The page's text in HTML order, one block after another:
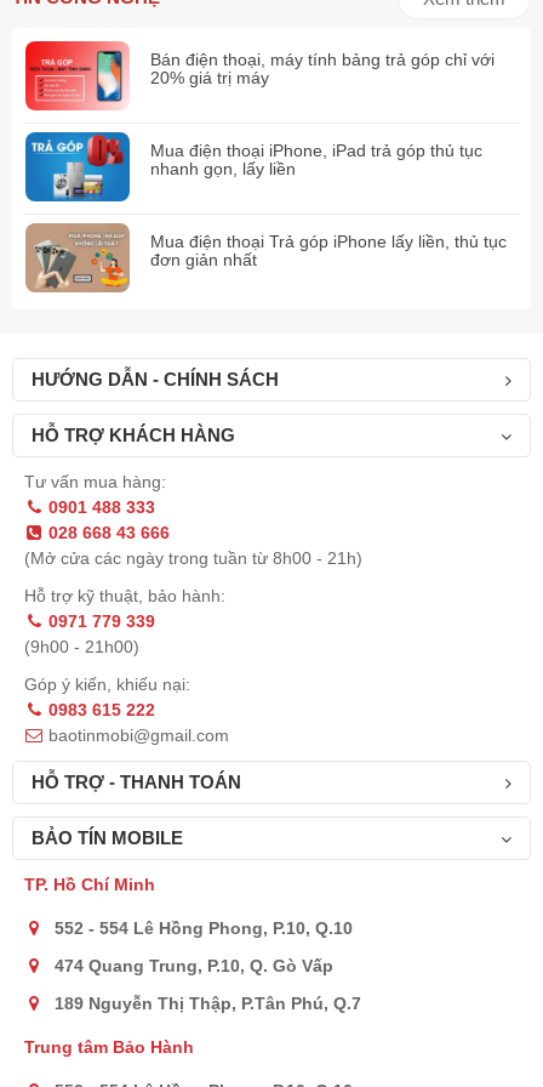
quay video Spatial, chụp ảnh 24MP và quay ProRes 4K@60fps.
Kết nối dễ dàng hơn với USB-C
iPhone 15 Pro đều sử dụng cổng USB-C thay vì cổng cũ là
tương thích với nhiều thiết bị và tăng cường tốc độ truyền dữ
Tính năng cảnh báo va chạm
Thời lượng pin
iPhone 15 Pro có thời lượng pin ấn tượng :
Bán điện thoại, máy tính bảng trả góp chỉ với
20% giá trị máy
Mua điện thoại iPhone, iPad trả góp thủ tục
nhanh gọn, lấy liền
Mua điện thoại Trả góp iPhone lấy liền, thủ tục
đơn giản nhất
HƯỚNG DẪN - CHÍNH SÁCH
HỖ TRỢ KHÁCH HÀNG
Tư vấn mua hàng:
0901 488 333
028 668 43 666
(Mở cửa các ngày trong tuần từ 8h00 - 21h)
Hỗ trợ kỹ thuật, bảo hành:
0971 779 339
(9h00 - 21h00)
Góp ý kiến, khiếu nại:
0983 615 222
baotinmobi@gmail.com
HỖ TRỢ - THANH TOÁN
BẢO TÍN MOBILE
TP. Hồ Chí Minh
552 - 554 Lê Hồng Phong, P.10, Q.10
474 Quang Trung, P.10, Q. Gò Vấp
189 Nguyễn Thị Thập, P.Tân Phú, Q.7
Trung tâm Bảo Hành